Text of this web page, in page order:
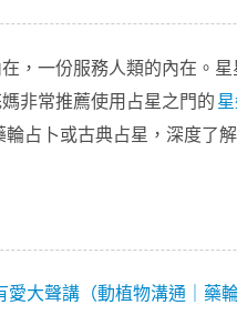
，一份服務人類的內在。
非常推薦使用占星之門的
輪占卜或古典占星，深度了
愛大聲講（動植物溝通｜藥輪